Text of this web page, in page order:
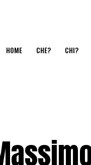
HOME CHE? CHI?